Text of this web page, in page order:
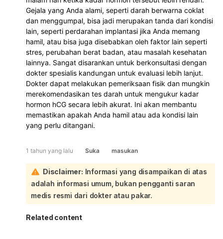
Gejala yang Anda alami, seperti darah berwarna coklat
dan menggumpal, bisa jadi merupakan tanda dari kondisi
lain, seperti perdarahan implantasi jika Anda memang
hamil, atau bisa juga disebabkan oleh faktor lain seperti
stres, perubahan berat badan, atau masalah kesehatan
lainnya. Sangat disarankan untuk berkonsultasi dengan
dokter spesialis kandungan untuk evaluasi lebih lanjut.
Dokter dapat melakukan pemeriksaan fisik dan mungkin
merekomendasikan tes darah untuk mengukur kadar
hormon hCG secara lebih akurat. Ini akan membantu
memastikan apakah Anda hamil atau ada kondisi lain
yang perlu ditangani.
1 tahun yang lalu Suka masukan
Disclaimer: Informasi yang disampaikan di atas
adalah informasi umum, bukan pengganti saran
medis resmi dari dokter atau pakar.
Related content